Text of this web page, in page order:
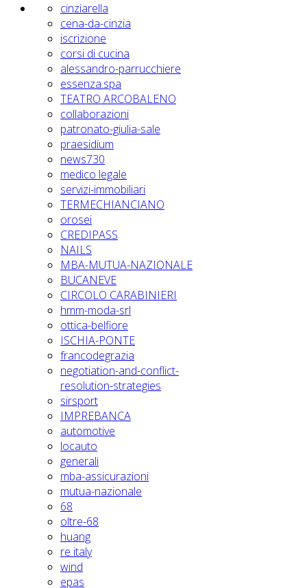
cinziarella
cena-da-cinzia
iscrizione
corsi di cucina
alessandro-parrucchiere
essenza.spa
TEATRO ARCOBALENO
collaborazioni
patronato-giulia-sale
praesidium
news730
medico legale
servizi-immobiliari
TERMECHIANCIANO
orosei
CREDIPASS
NAILS
MBA-MUTUA-NAZIONALE
BUCANEVE
CIRCOLO CARABINIERI
hmm-moda-srl
ottica-belfiore
ISCHIA-PONTE
francodegrazia
negotiation-and-conflict-
resolution-strategies
sirsport
IMPREBANCA
automotive
locauto
generali
mba-assicurazioni
mutua-nazionale
68
oltre-68
huang
re italy
wind
epas